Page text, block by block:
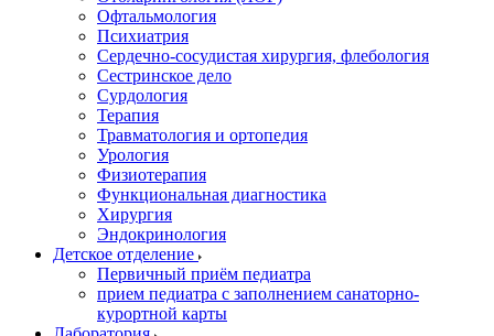
Офтальмология
Психиатрия
Сердечно-сосудистая хирургия, флебология
Сестринское дело
Сурдология
Терапия
Травматология и ортопедия
Урология
Физиотерапия
Функциональная диагностика
Хирургия
Эндокринология
Детское отделение
Первичный приём педиатра
прием педиатра с заполнением санаторно-
курортной карты